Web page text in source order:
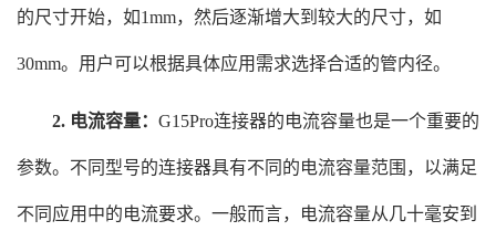
的尺寸开始，如1mm，然后逐渐增大到较大的尺寸，如
30mm。用户可以根据具体应用需求选择合适的管内径。
2. 电流容量： G15Pro连接器的电流容量也是一个重要的
参数。不同型号的连接器具有不同的电流容量范围，以满足
不同应用中的电流要求。一般而言，电流容量从几十毫安到